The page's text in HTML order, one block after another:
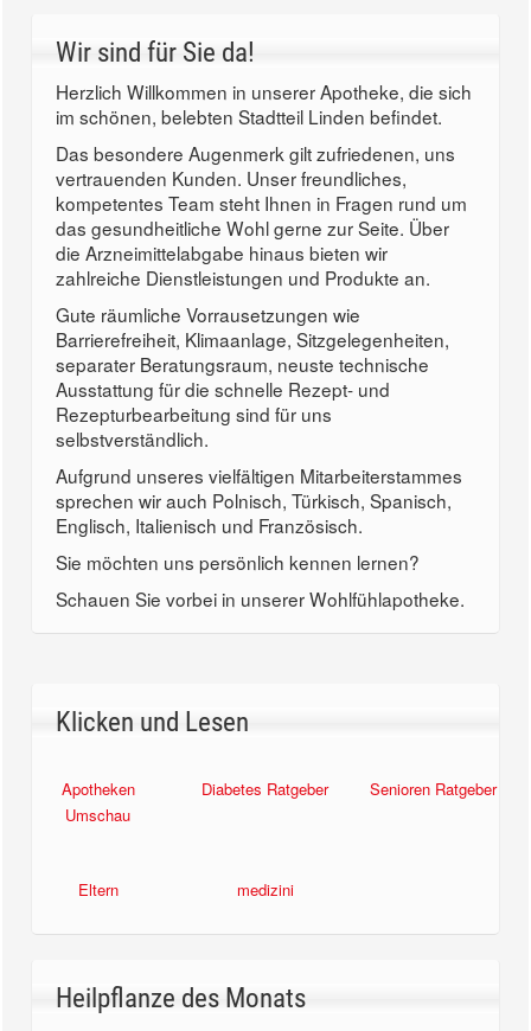
Wir sind für Sie da!
Herzlich Willkommen in unserer Apotheke, die sich
im schönen, belebten Stadtteil Linden befindet.
Das besondere Augenmerk gilt zufriedenen, uns
vertrauenden Kunden. Unser freundliches,
kompetentes Team steht Ihnen in Fragen rund um
das gesundheitliche Wohl gerne zur Seite. Über
die Arzneimittelabgabe hinaus bieten wir
zahlreiche Dienstleistungen und Produkte an.
Gute räumliche Vorrausetzungen wie
Barrierefreiheit, Klimaanlage, Sitzgelegenheiten,
separater Beratungsraum, neuste technische
Ausstattung für die schnelle Rezept- und
Rezepturbearbeitung sind für uns
selbstverständlich.
Aufgrund unseres vielfältigen Mitarbeiterstammes
sprechen wir auch Polnisch, Türkisch, Spanisch,
Englisch, Italienisch und Französisch.
Sie möchten uns persönlich kennen lernen?
Schauen Sie vorbei in unserer Wohlfühlapotheke.
Klicken und Lesen
Apotheken
Umschau
Diabetes Ratgeber Senioren Ratgeber
Eltern medizini
Heilpflanze des Monats